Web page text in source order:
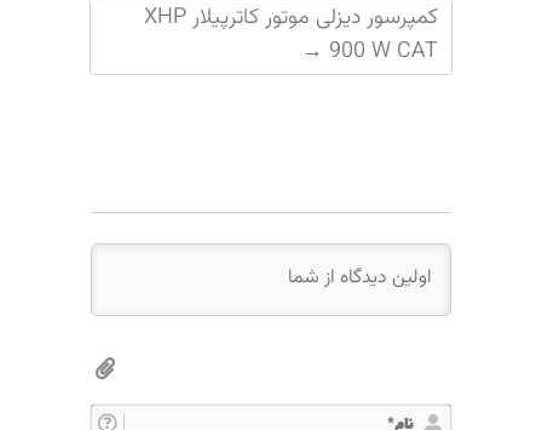
کمپرسور دیزلی موتور کاترپیلار XHP
900 W CAT
→